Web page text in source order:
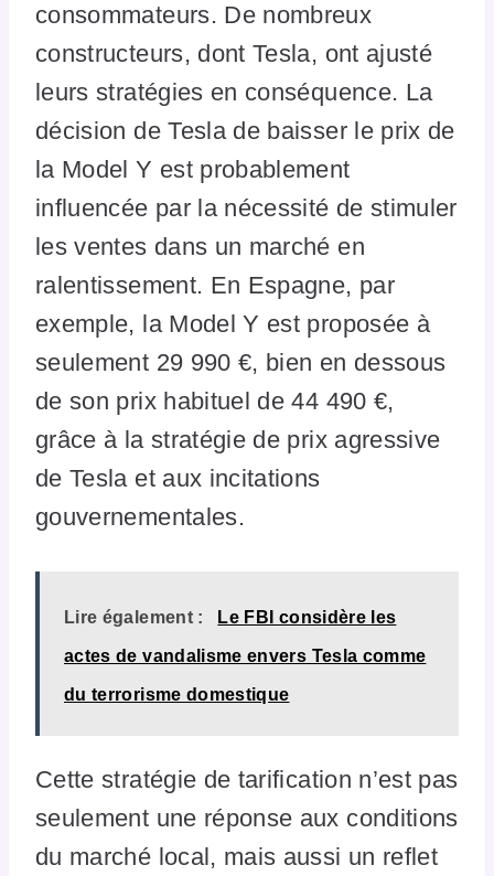
consommateurs. De nombreux
constructeurs, dont Tesla, ont ajusté
leurs stratégies en conséquence. La
décision de Tesla de baisser le prix de
la Model Y est probablement
influencée par la nécessité de stimuler
les ventes dans un marché en
ralentissement. En Espagne, par
exemple, la Model Y est proposée à
seulement 29 990 €, bien en dessous
de son prix habituel de 44 490 €,
grâce à la stratégie de prix agressive
de Tesla et aux incitations
gouvernementales.
Lire également : Le FBI considère les
actes de vandalisme envers Tesla comme
du terrorisme domestique
Cette stratégie de tarification n’est pas
seulement une réponse aux conditions
du marché local, mais aussi un reflet